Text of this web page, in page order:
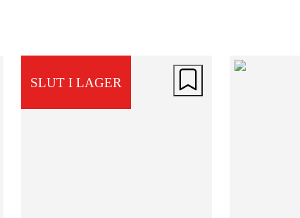
för den stilmedvetna användaren.
Vadderat Skydd
SLUT I LAGER